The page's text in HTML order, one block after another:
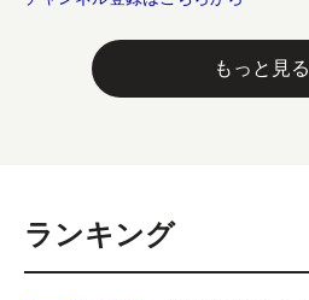
もっと見る
ランキング